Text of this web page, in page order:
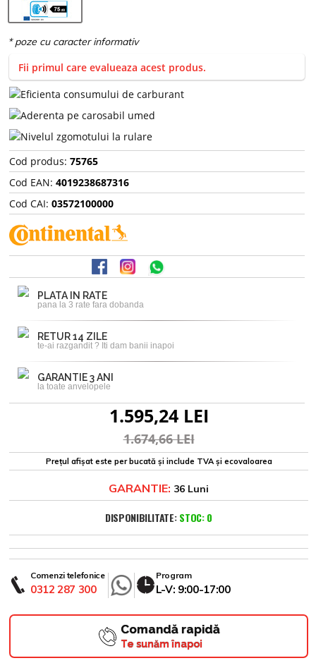
Fii primul care evalueaza acest produs.
Cod produs: 75765
Cod EAN: 4019238687316
Cod CAI: 03572100000
PLATA IN RATE
pana la 3 rate fara dobanda
RETUR 14 ZILE
te-ai razgandit ? Iti dam banii inapoi
GARANTIE 3 ANI
la toate anvelopele
1.595,24 LEI
1.674,66 LEI
Prețul afișat este per bucată și include TVA și ecovaloarea
GARANTIE: 36 Luni
DISPONIBILITATE: STOC: 0
Comenzi telefonice
0312 287 300
Program
L-V: 9:00-17:00
Comandă rapidă
Te sunăm înapoi